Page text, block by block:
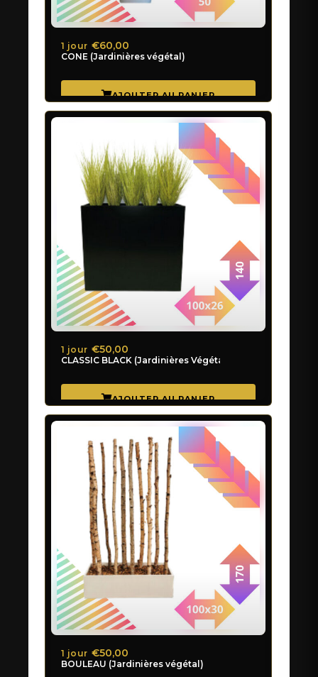
CONE (Jardinières végétal)
1 jour €60,00
CLASSIC BLACK (Jardinières Végétal)
1 jour €50,00
BOULEAU (Jardinières végétal)
1 jour €50,00